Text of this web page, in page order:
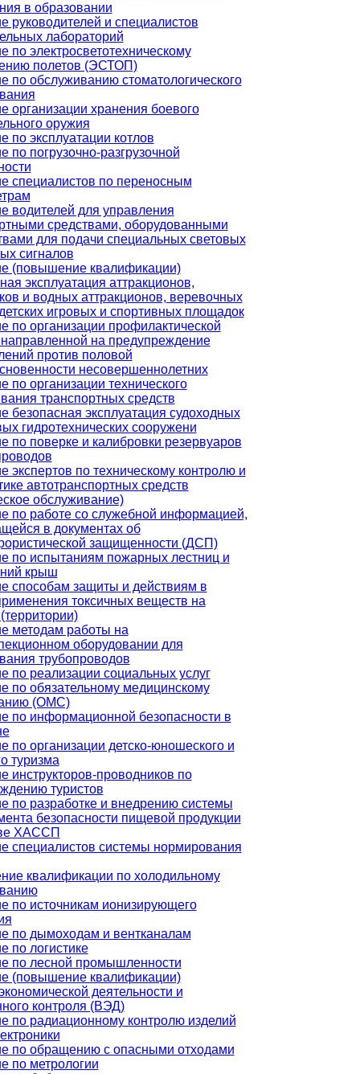
в образовании
руководителей и специалистов
лабораторий
по электросветотехническому
полетов (ЭСТОП)
по обслуживанию стоматологического
организации хранения боевого
оружия
по эксплуатации котлов
по погрузочно-разгрузочной
специалистов по переносным
водителей для управления
средствами, оборудованными
для подачи специальных световых
сигналов
(повышение квалификации)
эксплуатация аттракционов,
и водных аттракционов, веревочных
игровых и спортивных площадок
по организации профилактической
на предупреждение
против половой
несовершеннолетних
по организации технического
транспортных средств
безопасная эксплуатация судоходных
гидротехнических сооружени
по поверке и калибровки резервуаров
экспертов по техническому контролю и
автотранспортных средств
обслуживание)
по работе со служебной информацией,
в документах об
защищенности (ДСП)
по испытаниям пожарных лестниц и
крыш
способам защиты и действиям в
токсичных веществ на
методам работы на
оборудовании для
трубопроводов
по реализации социальных услуг
по обязательному медицинскому
(ОМС)
по информационной безопасности в
по организации детско-юношеского и
туризма
инструкторов-проводников по
туристов
по разработке и внедрению системы
безопасности пищевой продукции
ХАССП
специалистов системы нормирования
квалификации по холодильному
по источникам ионизирующего
по дымоходам и вентканалам
по логистике
по лесной промышленности
(повышение квалификации)
деятельности и
контроля (ВЭД)
по радиационному контролю изделий
по обращению с опасными отходами
по метрологии